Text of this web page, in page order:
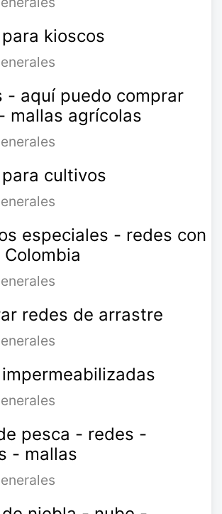
kioscos
- aquí puedo comprar
mallas agrícolas
para cultivos
especiales - redes con
redes de arrastre
impermeabilizadas
pesca - redes -
- mallas